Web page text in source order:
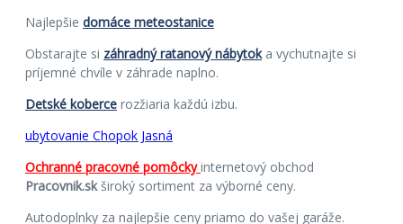
Najlepšie domáce meteostanice
Obstarajte si záhradný ratanový nábytoka vychutnajte si
príjemné chvíle v záhrade naplno.
Detské koberce rozžiaria každú izbu.
ubytovanie Chopok Jasná
Ochranné pracovné pomôckyinternetový obchod
Pracovnik.skširoký sortiment za výborné ceny.
Autodoplnky za najlepšie ceny priamo do vašej garáže.